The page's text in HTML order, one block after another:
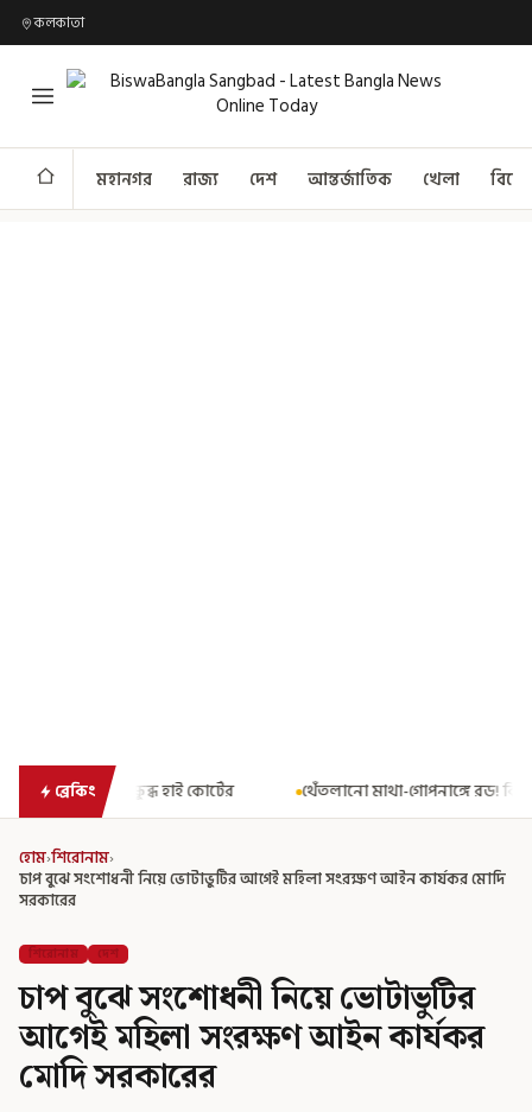
কলকাতা
মহানগর রাজ্য দেশ আন্তর্জাতিক খেলা
ব্রেকিং থেঁতলানো মাথা-গোপনাঙ্গে রড! বিজেপিশাসিত অসমে নাবালিকার
হোম›শিরোনাম›
চাপ বুঝে সংশোধনী নিয়ে ভোটাভুটির আগেই মহিলা সংরক্ষণ আইন কার্যকর মোদি
সরকারের
শিরোনাম দেশ
চাপ বুঝে সংশোধনী নিয়ে ভোটাভুটির
আগেই মহিলা সংরক্ষণ আইন কার্যকর
মোদি সরকারের